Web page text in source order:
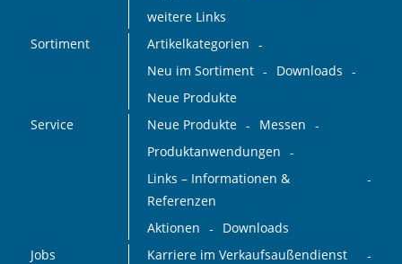
weitere Links
Sortiment
Artikelkategorien
Neu im Sortiment
Downloads
Neue Produkte
Service
Neue Produkte
Messen
Produktanwendungen
Links – Informationen &
Referenzen
Aktionen
Downloads
Jobs
Karriere im Verkaufsaußendienst